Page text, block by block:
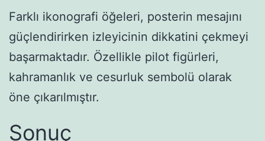
Farklı ikonografi öğeleri, posterin mesajını
güçlendirirken izleyicinin dikkatini çekmeyi
başarmaktadır. Özellikle pilot figürleri,
kahramanlık ve cesurluk sembolü olarak
öne çıkarılmıştır.
Sonuç